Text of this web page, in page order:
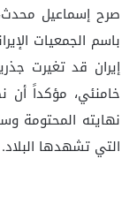
صرح إسماعيل
باسم الجمعيات
إيران قد تغيرت
خامنئي، مؤكداً أن
نهايته المحتومة
التي تشهدها البلاد.